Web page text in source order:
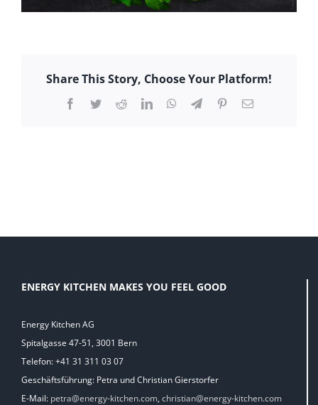
Share This Story, Choose Your Platform!
Facebook
TwitterRedditLinkedInWhatsApp
TelegramPinterest
E-
ENERGY KITCHEN MAKES YOU FEEL GOOD
Energy Kitchen AG
Spitalgasse 47-51, 3001 Bern
Telefon: +41 31 311 03 07
Geschäftsführung: Petra und Christian Gierstorfer
E-Mail: petra@energy-kitchen.com, christian@energy-kitchen.com